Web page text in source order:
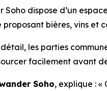
Soho dispose d’un
bières, vins et
les parties
facilement avant
Soho, explique :